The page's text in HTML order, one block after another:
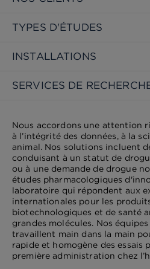
TYPES D'ÉTUDES
INSTALLATIONS
SERVICES DE
Nous accordons une attention
à l’intégrité des données, à la
animal. Nos solutions incluent
conduisant à un statut de
ou à une demande de drogue
études pharmacologiques
laboratoire qui répondent aux
internationales pour les
biotechnologiques et de santé
grandes molécules. Nos
travaillent main dans la main
rapide et homogène des essais
première administration chez